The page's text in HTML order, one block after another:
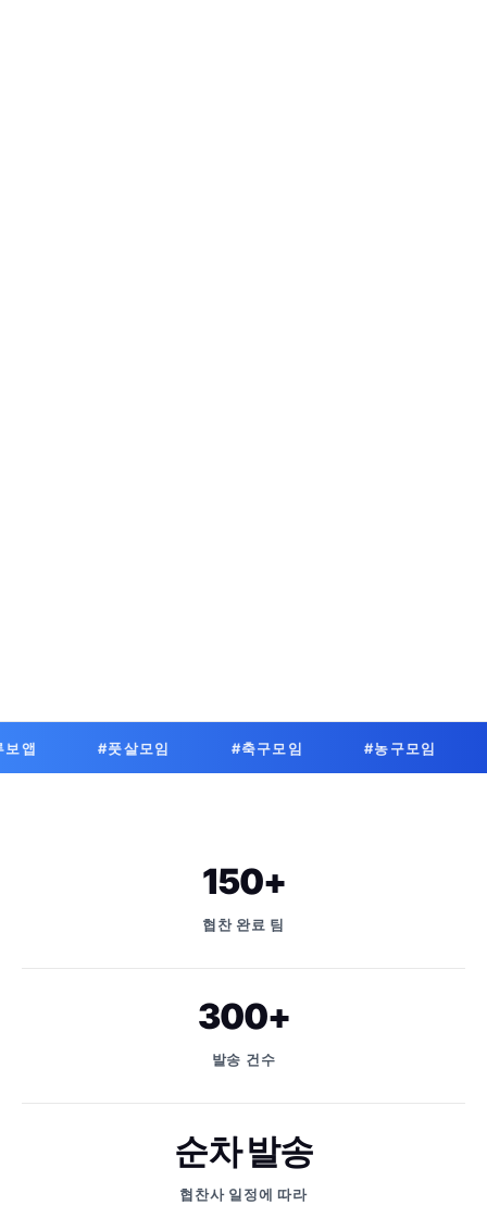
#풋살모임 #축구모임 #농구모임 #야구모
150+
협찬 완료 팀
300+
발송 건수
순차 발송
협찬사 일정에 따라